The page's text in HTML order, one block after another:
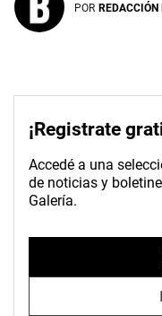
POR REDACCIÓN
¡Registrate
Accedé a una
de noticias y
Galería.